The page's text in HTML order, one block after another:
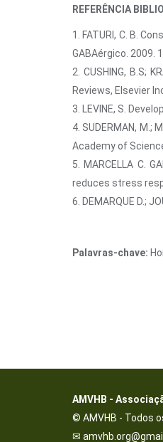
REFERÊNCIA
1. FATURI, C. B.
GABAérgico. 2009.
2. CUSHING, B.S;
Reviews, Elsevier
3. LEVINE, S.
4. SUDERMAN,
Academy of
5. MARCELLA C.
reduces stress
6. DEMARQUE D.;
Palavras-chave:
AMVHB -
© AMVHB - Todos
✉